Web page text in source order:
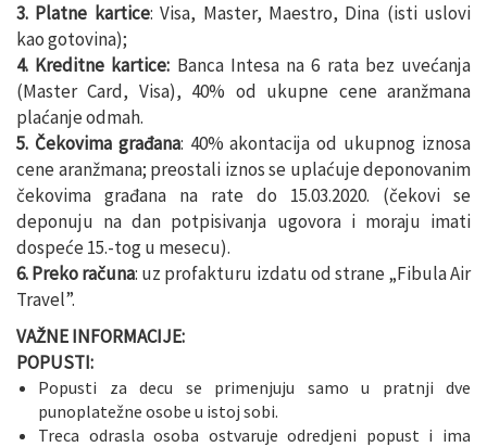
3. Platne kartice: Visa, Master, Maestro, Dina (isti uslovi
kao gotovina);
4. Kreditne kartice: Banca Intesa na 6 rata bez uvećanja
(Master Card, Visa), 40% od ukupne cene aranžmana
plaćanje odmah.
5. Čekovima građana: 40% akontacija od ukupnog iznosa
cene aranžmana; preostali iznos se uplaćuje deponovanim
čekovima građana na rate do 15.03.2020. (čekovi se
deponuju na dan potpisivanja ugovora i moraju imati
dospeće 15.-tog u mesecu).
6. Preko računa: uz profakturu izdatu od strane „Fibula Air
Travel”.
VAŽNE INFORMACIJE:
POPUSTI:
Popusti za decu se primenjuju samo u pratnji dve
punoplatežne osobe u istoj sobi.
Treca odrasla osoba ostvaruje odredjeni popust i ima